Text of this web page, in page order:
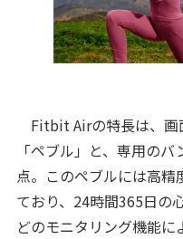
Fitbit Airの特長は、画
「ペブル」と、専用の
点。このペブルには高
ており、24時間365日の
どのモニタリング機能